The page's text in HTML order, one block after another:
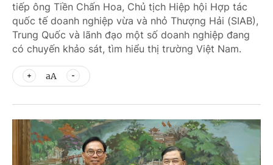
tiếp ông Tiền Chấn Hoa, Chủ tịch Hiệp hội Hợp tác
quốc tế doanh nghiệp vừa và nhỏ Thượng Hải (SIAB),
Trung Quốc và lãnh đạo một số doanh nghiệp đang
có chuyến khảo sát, tìm hiểu thị trường Việt Nam.
aA